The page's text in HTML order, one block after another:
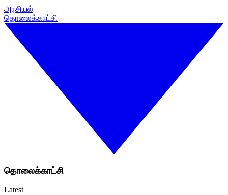
அரசியல்
தொலைக்காட்சி
தொலைக்காட்சி
Latest